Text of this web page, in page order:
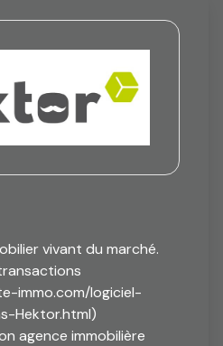
vivant du marché.
immo.com/logiciel-
Hektor.html)
agence immobilière